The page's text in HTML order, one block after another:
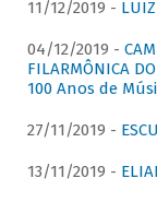
11/12/2019 -
04/12/2019 -
FILARMÔNICA
100 Anos de
27/11/2019 -
13/11/2019 -